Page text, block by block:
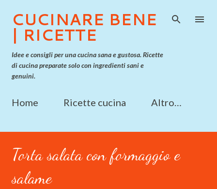
Passa ai contenuti principali
CUCINARE BENE
| RICETTE
Idee e consigli per una cucina sana e gustosa. Ricette
di cucina preparate solo con ingredienti sani e
genuini.
Home Ricette cucina Altro…
Torta salata con formaggio e
salame